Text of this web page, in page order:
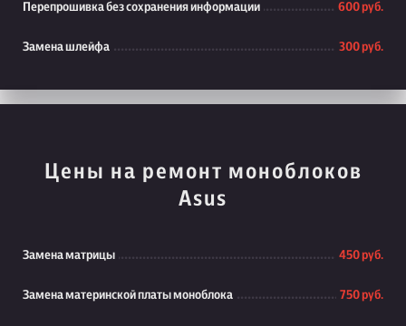
Перепрошивка без сохранения информации 600 руб.
Замена шлейфа 300 руб.
Цены на ремонт моноблоков
Asus
Замена матрицы 450 руб.
Замена материнской платы моноблока 750 руб.